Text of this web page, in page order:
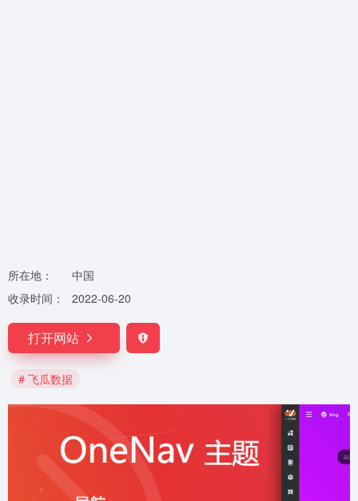
所在地：
中国
收录时间：
2022-06-20
打开网站
# 飞瓜数据